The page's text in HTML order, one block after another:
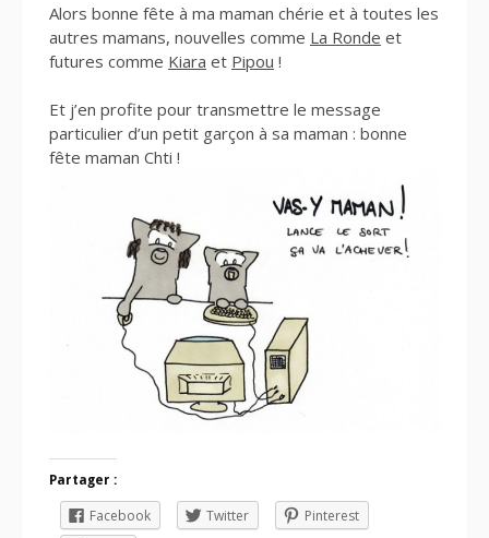
Alors bonne fête à ma maman chérie et à toutes les
autres mamans, nouvelles comme La Ronde et
futures comme Kiara et Pipou !
Et j’en profite pour transmettre le message
particulier d’un petit garçon à sa maman : bonne
fête maman Chti !
Partager :
Facebook Twitter
Pinterest